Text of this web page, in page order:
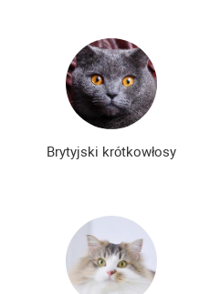
Brytyjski krótkowłosy